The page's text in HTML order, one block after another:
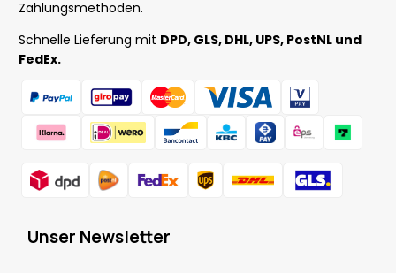
Zahlungsmethoden.
Schnelle Lieferung mit DPD, GLS, DHL, UPS, PostNL und
FedEx.
Unser Newsletter